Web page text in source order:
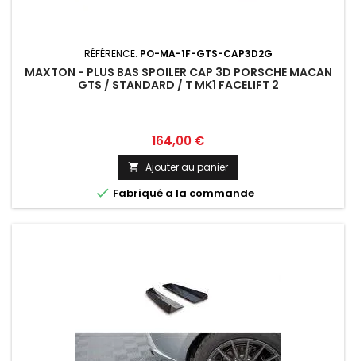
RÉFÉRENCE: PO-MA-1F-GTS-CAP3D2G
MAXTON - PLUS BAS SPOILER CAP 3D PORSCHE MACAN
GTS / STANDARD / T MK1 FACELIFT 2
Prix
164,00 €
 Ajouter au panier
 Fabriqué a la commande